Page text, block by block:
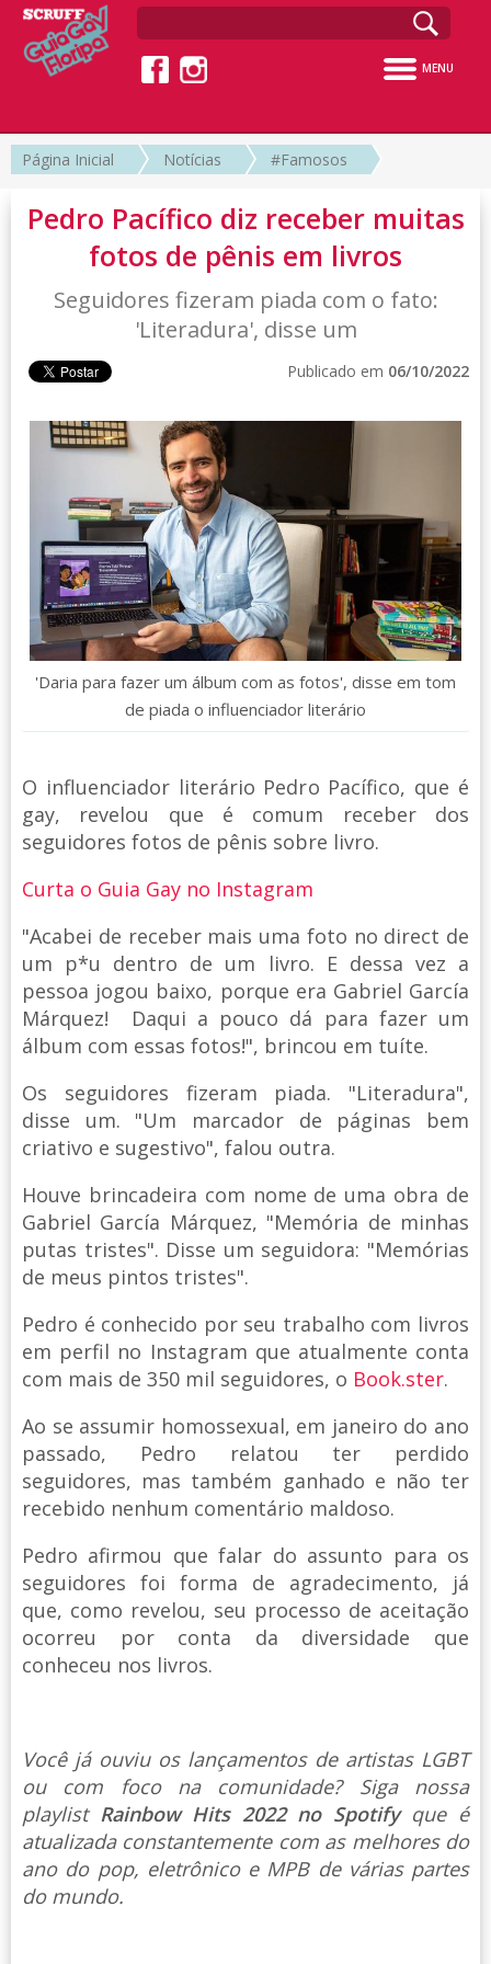
MENU
Página Inicial Notícias #Famosos
Pedro Pacífico diz receber muitas
fotos de pênis em livros
Seguidores fizeram piada com o fato:
'Literadura', disse um
Publicado em 06/10/2022
'Daria para fazer um álbum com as fotos', disse em tom
de piada o influenciador literário
O influenciador literário Pedro Pacífico, que é
gay, revelou que é comum receber dos
seguidores fotos de pênis sobre livro.
Curta o Guia Gay no Instagram
"Acabei de receber mais uma foto no direct de
um p*u dentro de um livro. E dessa vez a
pessoa jogou baixo, porque era Gabriel García
Márquez! Daqui a pouco dá para fazer um
álbum com essas fotos!", brincou em tuíte.
Os seguidores fizeram piada. "Literadura",
disse um. "Um marcador de páginas bem
criativo e sugestivo", falou outra.
Houve brincadeira com nome de uma obra de
Gabriel García Márquez, "Memória de minhas
putas tristes". Disse um seguidora: "Memórias
de meus pintos tristes".
Pedro é conhecido por seu trabalho com livros
em perfil no Instagram que atualmente conta
com mais de 350 mil seguidores, o Book.ster.
Ao se assumir homossexual, em janeiro do ano
passado, Pedro relatou ter perdido
seguidores, mas também ganhado e não ter
recebido nenhum comentário maldoso.
Pedro afirmou que falar do assunto para os
seguidores foi forma de agradecimento, já
que, como revelou, seu processo de aceitação
ocorreu por conta da diversidade que
conheceu nos livros.
Você já ouviu os lançamentos de artistas LGBT
ou com foco na comunidade? Siga nossa
playlist Rainbow Hits 2022 no Spotify que é
atualizada constantemente com as melhores do
ano do pop, eletrônico e MPB de várias partes
do mundo.